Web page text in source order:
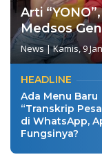
Arti
Medsos
News|Kamis, 9
HEADLINE
Ada Menu Baru
“Transkrip
di WhatsApp,
Fungsinya?